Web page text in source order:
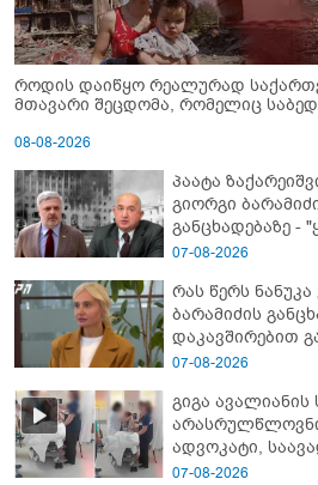
როდის დაიწყო რეალურად
მთავარი შეცდომა, რომელიც
08-08-2026
პაატა
გიორგი
განცხადებაზე -
დეტალურად
ბარამიძე კი
07-08-2026
რას წერს
ბარამიძის
დაკავშირებით
07-08-2026
გიგა ავალიანის
ადვოკატი,
კადრებს
07-08-2026